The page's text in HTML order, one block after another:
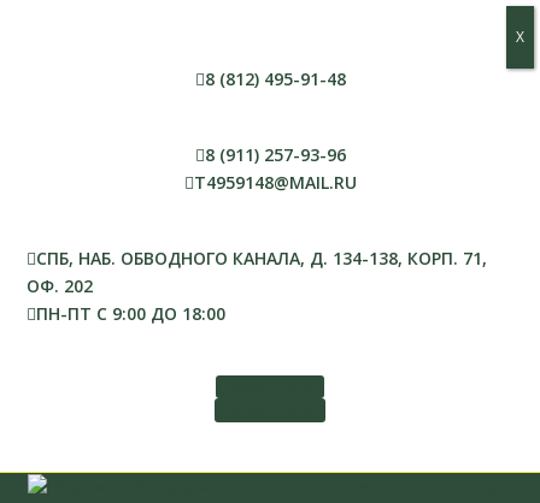
8 (812) 495-91-48
8 (911) 257-93-96
T4959148@MAIL.RU
СПБ, НАБ. ОБВОДНОГО КАНАЛА, Д. 134-138, КОРП. 71,
ОФ. 202
ПН-ПТ С 9:00 ДО 18:00
Х
Х